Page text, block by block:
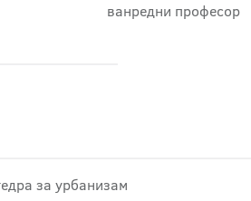
ванредни професор
за урбанизам